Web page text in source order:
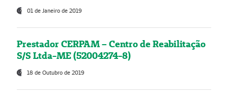
01 de Janeiro de 2019
Prestador CERPAM – Centro de Reabilitação
S/S Ltda-ME (52004274-8)
18 de Outubro de 2019